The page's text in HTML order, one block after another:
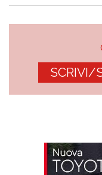
SCRIVI/